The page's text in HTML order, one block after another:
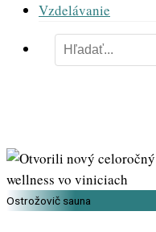
Vzdelávanie
Ostrožovič sauna